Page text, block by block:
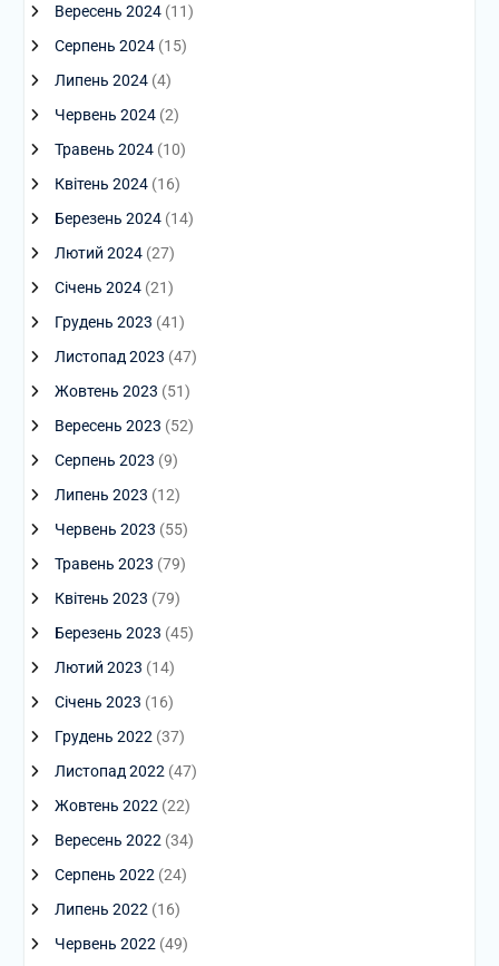
Вересень 2024(11)
Серпень 2024(15)
Липень 2024(4)
Червень 2024(2)
Травень 2024(10)
Квітень 2024(16)
Березень 2024(14)
Лютий 2024(27)
Січень 2024(21)
Грудень 2023 (41)
Листопад 2023 (47)
Жовтень 2023 (51)
Вересень 2023 (52)
Серпень 2023 (9)
Липень 2023 (12)
Червень 2023 (55)
Травень 2023 (79)
Квітень 2023 (79)
Березень 2023 (45)
Лютий 2023 (14)
Січень 2023 (16)
Грудень 2022 (37)
Листопад 2022 (47)
Жовтень 2022 (22)
Вересень 2022 (34)
Серпень 2022 (24)
Липень 2022 (16)
Червень 2022 (49)